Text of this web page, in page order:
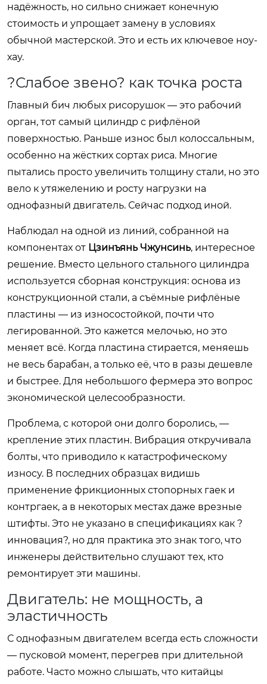
надёжность, но сильно снижает конечную
стоимость и упрощает замену в условиях
обычной мастерской. Это и есть их ключевое ноу-
хау.
?Слабое звено? как точка роста
Главный бич любых рисорушок — это рабочий
орган, тот самый цилиндр с рифлёной
поверхностью. Раньше износ был колоссальным,
особенно на жёстких сортах риса. Многие
пытались просто увеличить толщину стали, но это
вело к утяжелению и росту нагрузки на
однофазный двигатель. Сейчас подход иной.
Наблюдал на одной из линий, собранной на
компонентах от Цзинъянь Чжунсинь, интересное
решение. Вместо цельного стального цилиндра
используется сборная конструкция: основа из
конструкционной стали, а съёмные рифлёные
пластины — из износостойкой, почти что
легированной. Это кажется мелочью, но это
меняет всё. Когда пластина стирается, меняешь
не весь барабан, а только её, что в разы дешевле
и быстрее. Для небольшого фермера это вопрос
экономической целесообразности.
Проблема, с которой они долго боролись, —
крепление этих пластин. Вибрация откручивала
болты, что приводило к катастрофическому
износу. В последних образцах видишь
применение фрикционных стопорных гаек и
контргаек, а в некоторых местах даже врезные
штифты. Это не указано в спецификациях как ?
инновация?, но для практика это знак того, что
инженеры действительно слушают тех, кто
ремонтирует эти машины.
Двигатель: не мощность, а
эластичность
С однофазным двигателем всегда есть сложности
— пусковой момент, перегрев при длительной
работе. Часто можно слышать, что китайцы